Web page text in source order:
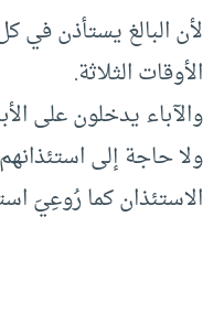
لأن البالغ يستأذن في
الأوقات الثلاثة.
والآباء يدخلون على
ولا حاجة إلى
الاستئذان كما رُوعِيَ